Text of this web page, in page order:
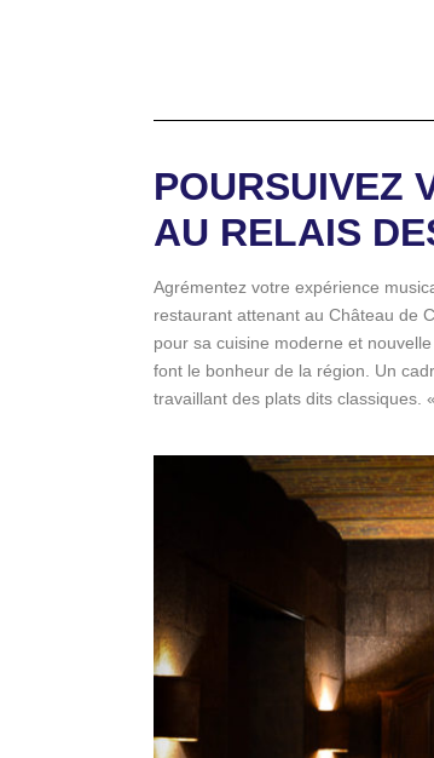
POURSUIVEZ
AU RELAIS
Agrémentez votre expérience
restaurant attenant au Château de
pour sa cuisine moderne et
font le bonheur de la région. Un
travaillant des plats dits classiques.